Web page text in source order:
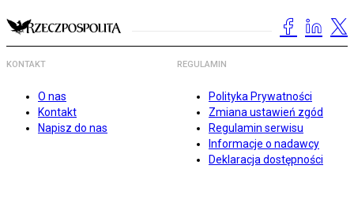
KONTAKT
O nas
Kontakt
Napisz do nas
REGULAMIN
Polityka Prywatności
Zmiana ustawień zgód
Regulamin serwisu
Informacje o nadawcy
Deklaracja dostępności